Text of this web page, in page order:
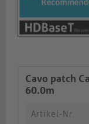
Cavo patch
60.0m
Artikel-Nr.